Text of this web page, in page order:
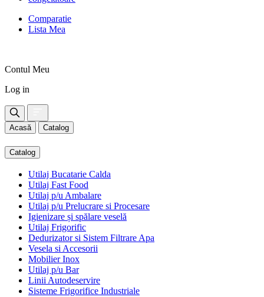
Comparatie
Lista Mea
Contul Meu
Log in
Acasă Catalog
Catalog
Utilaj Bucatarie Calda
Utilaj Fast Food
Utilaj p/u Ambalare
Utilaj p/u Prelucrare si Procesare
Igienizare și spălare veselă
Utilaj Frigorific
Dedurizator si Sistem Filtrare Apa
Vesela si Accesorii
Mobilier Inox
Utilaj p/u Bar
Linii Autodeservire
Sisteme Frigorifice Industriale